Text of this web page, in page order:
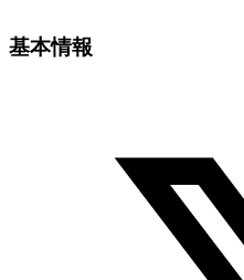
基本情報